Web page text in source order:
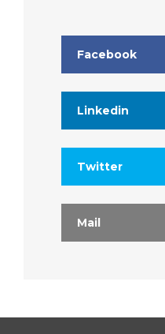
Facebook
Linkedin
Twitter
Mail